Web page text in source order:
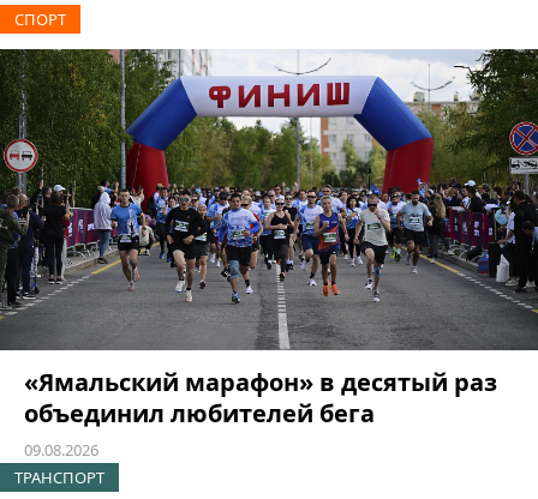
СПОРТ
«Ямальский марафон» в десятый раз
объединил любителей бега
09.08.2026
ТРАНСПОРТ